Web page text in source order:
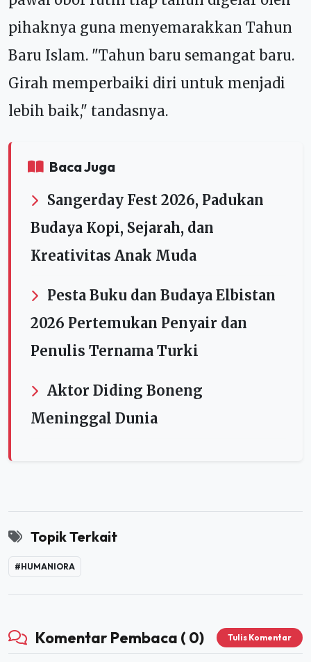
pihaknya guna menyemarakkan Tahun
Baru Islam. "Tahun baru semangat baru.
Girah memperbaiki diri untuk menjadi
lebih baik," tandasnya.
Baca Juga
Sangerday Fest 2026, Padukan
Budaya Kopi, Sejarah, dan
Kreativitas Anak Muda
Pesta Buku dan Budaya Elbistan
2026 Pertemukan Penyair dan
Penulis Ternama Turki
Aktor Diding Boneng
Meninggal Dunia
Topik Terkait
#HUMANIORA
Komentar Pembaca ( 0) Tulis Komentar